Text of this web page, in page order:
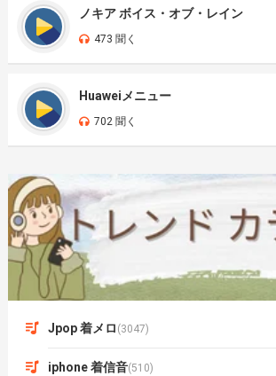
ノキア ボイス・オブ・レイン
473 聞く
Huaweiメニュー
702 聞く
Jpop 着メロ (3047)
iphone 着信音(510)